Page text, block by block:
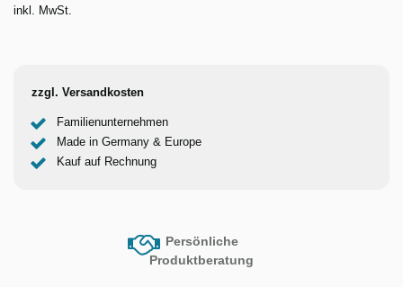
inkl. MwSt.
zzgl. Versandkosten
Familienunternehmen
Made in Germany & Europe
Kauf auf Rechnung
Persönliche
Produktberatung